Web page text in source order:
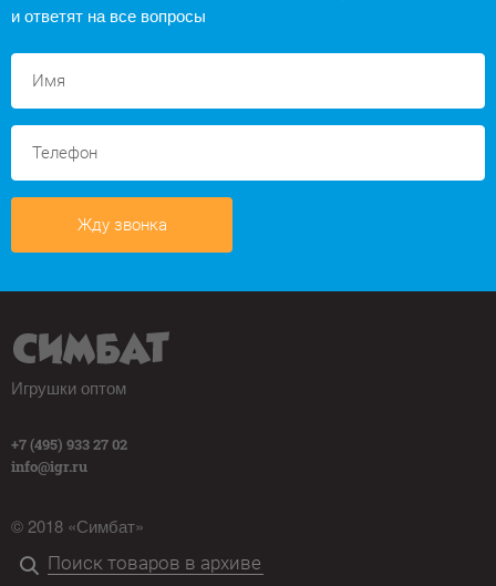
и ответят на все вопросы
Жду звонка
Игрушки оптом
+7 (495) 933 27 02
info@igr.ru
© 2018 «Симбат»